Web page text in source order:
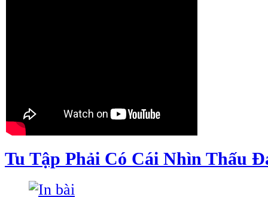
Tu Tập Phải Có Cái Nhìn Thấu